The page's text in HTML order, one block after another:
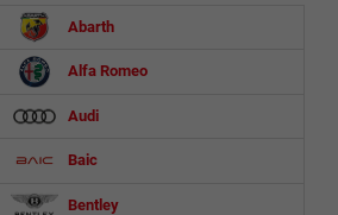
Abarth
Alfa Romeo
Audi
Baic
Bentley